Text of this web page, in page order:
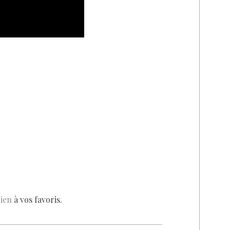
à vos favoris.